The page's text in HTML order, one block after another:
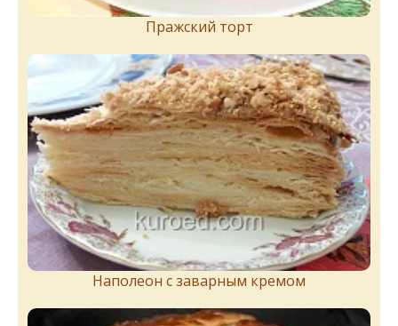
Пражский торт
Наполеон с заварным кремом